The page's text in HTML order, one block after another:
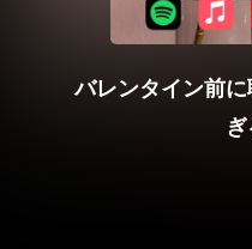
バレンタイン前